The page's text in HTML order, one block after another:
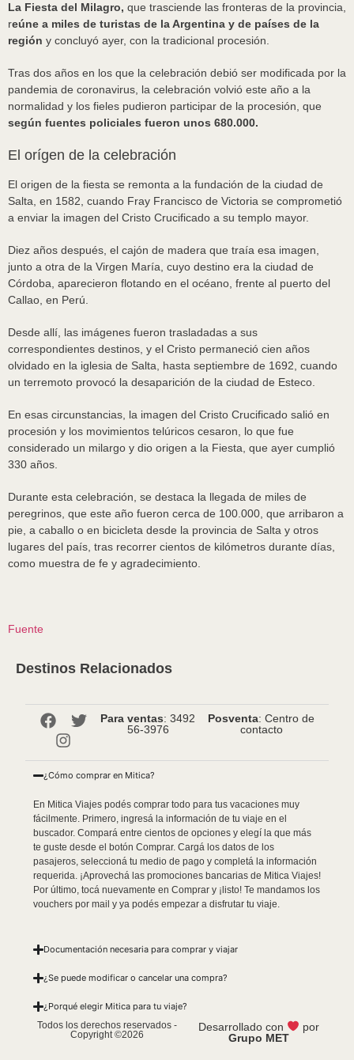
La Fiesta del Milagro, que trasciende las fronteras de la provincia,
reúne a miles de turistas de la Argentina y de países de la
región y concluyó ayer, con la tradicional procesión.
Tras dos años en los que la celebración debió ser modificada por la
pandemia de coronavirus, la celebración volvió este año a la
normalidad y los fieles pudieron participar de la procesión, que
según fuentes policiales fueron unos 680.000.
El orígen de la celebración
El origen de la fiesta se remonta a la fundación de la ciudad de
Salta, en 1582, cuando Fray Francisco de Victoria se comprometió
a enviar la imagen del Cristo Crucificado a su templo mayor.
Diez años después, el cajón de madera que traía esa imagen,
junto a otra de la Virgen María, cuyo destino era la ciudad de
Córdoba, aparecieron flotando en el océano, frente al puerto del
Callao, en Perú.
Desde allí, las imágenes fueron trasladadas a sus
correspondientes destinos, y el Cristo permaneció cien años
olvidado en la iglesia de Salta, hasta septiembre de 1692, cuando
un terremoto provocó la desaparición de la ciudad de Esteco.
En esas circunstancias, la imagen del Cristo Crucificado salió en
procesión y los movimientos telúricos cesaron, lo que fue
considerado un milargo y dio origen a la Fiesta, que ayer cumplió
330 años.
Durante esta celebración, se destaca la llegada de miles de
peregrinos, que este año fueron cerca de 100.000, que arribaron a
pie, a caballo o en bicicleta desde la provincia de Salta y otros
lugares del país, tras recorrer cientos de kilómetros durante días,
como muestra de fe y agradecimiento.
Fuente
Destinos Relacionados
Para ventas: 3492
56-3976
Posventa: Centro de
contacto
¿Cómo comprar en Mitica?
En Mitica Viajes podés comprar todo para tus vacaciones muy
fácilmente. Primero, ingresá la información de tu viaje en el
buscador. Compará entre cientos de opciones y elegí la que más
te guste desde el botón Comprar. Cargá los datos de los
pasajeros, seleccioná tu medio de pago y completá la información
requerida. ¡Aprovechá las promociones bancarias de Mitica Viajes!
Por último, tocá nuevamente en Comprar y ¡listo! Te mandamos los
vouchers por mail y ya podés empezar a disfrutar tu viaje.
Documentación necesaria para comprar y viajar
¿Se puede modificar o cancelar una compra?
¿Porqué elegir Mitica para tu viaje?
Todos los derechos reservados -
Copyright ©2026
Desarrollado con
por
Grupo MET